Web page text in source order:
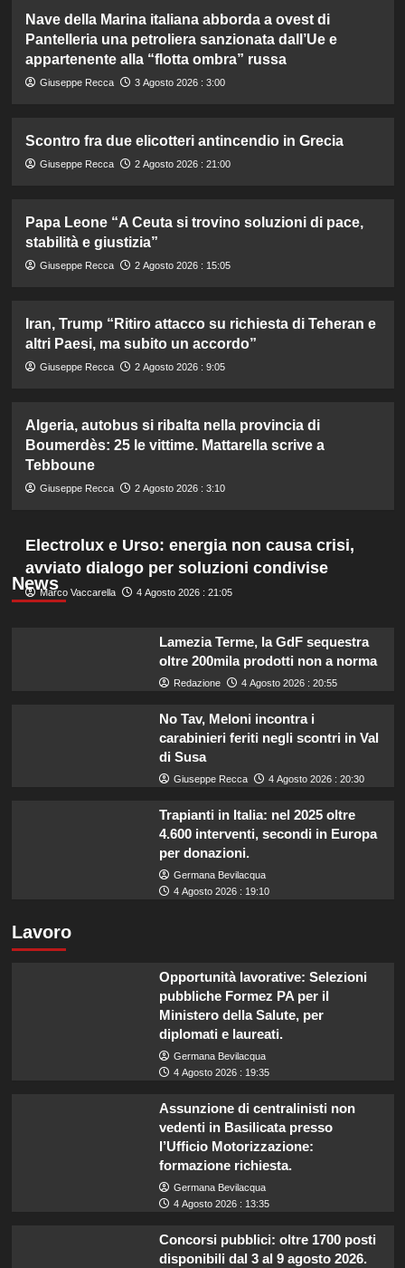
Nave della Marina italiana abborda a ovest di
Pantelleria una petroliera sanzionata dall’Ue e
appartenente alla “flotta ombra” russa
Giuseppe Recca 3 Agosto 2026 : 3:00
Scontro fra due elicotteri antincendio in Grecia
Giuseppe Recca 2 Agosto 2026 : 21:00
Papa Leone “A Ceuta si trovino soluzioni di pace,
stabilità e giustizia”
Giuseppe Recca 2 Agosto 2026 : 15:05
Iran, Trump “Ritiro attacco su richiesta di Teheran e
altri Paesi, ma subito un accordo”
Giuseppe Recca 2 Agosto 2026 : 9:05
Algeria, autobus si ribalta nella provincia di
Boumerdès: 25 le vittime. Mattarella scrive a
Tebboune
Giuseppe Recca 2 Agosto 2026 : 3:10
News
Electrolux e Urso: energia non causa crisi,
avviato dialogo per soluzioni condivise
Marco Vaccarella 4 Agosto 2026 : 21:05
Lamezia Terme, la GdF sequestra
oltre 200mila prodotti non a norma
Redazione 4 Agosto 2026 : 20:55
No Tav, Meloni incontra i
carabinieri feriti negli scontri in Val
di Susa
Giuseppe Recca 4 Agosto 2026 : 20:30
Trapianti in Italia: nel 2025 oltre
4.600 interventi, secondi in Europa
per donazioni.
Germana Bevilacqua
4 Agosto 2026 : 19:10
Lavoro
Opportunità lavorative: Selezioni
pubbliche Formez PA per il
Ministero della Salute, per
diplomati e laureati.
Germana Bevilacqua
4 Agosto 2026 : 19:35
Assunzione di centralinisti non
vedenti in Basilicata presso
l’Ufficio Motorizzazione:
formazione richiesta.
Germana Bevilacqua
4 Agosto 2026 : 13:35
Concorsi pubblici: oltre 1700 posti
disponibili dal 3 al 9 agosto 2026.